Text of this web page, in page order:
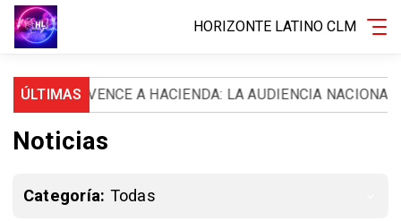
HORIZONTE LATINO CLM
ÚLTIMAS
A HACIENDA: LA AUDIENCIA NACIONAL LE ORDENA
Noticias
Categoría: Todas